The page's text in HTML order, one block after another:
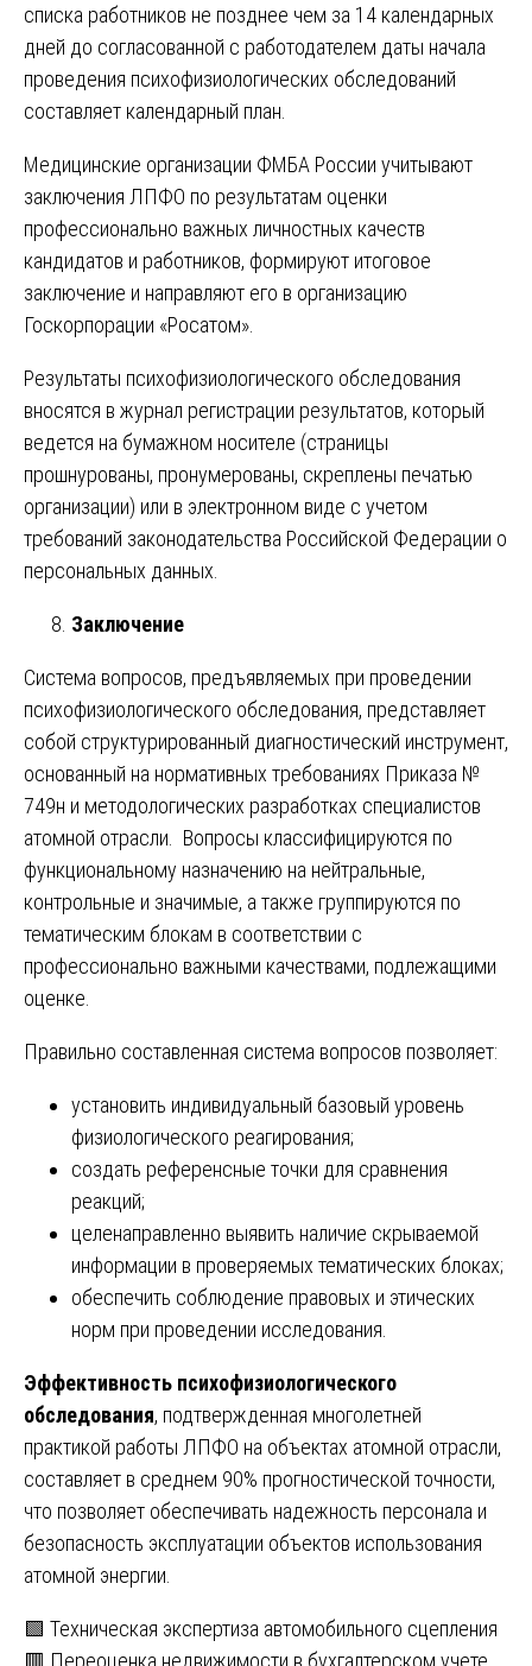
списка работников не позднее чем за 14 календарных
дней до согласованной с работодателем даты начала
проведения психофизиологических обследований
составляет календарный план.
Медицинские организации ФМБА России учитывают
заключения ЛПФО по результатам оценки
профессионально важных личностных качеств
кандидатов и работников, формируют итоговое
заключение и направляют его в организацию
Госкорпорации «Росатом».
Результаты психофизиологического обследования
вносятся в журнал регистрации результатов, который
ведется на бумажном носителе (страницы
прошнурованы, пронумерованы, скреплены печатью
организации) или в электронном виде с учетом
требований законодательства Российской Федерации о
персональных данных.
Заключение
Система вопросов, предъявляемых при проведении
психофизиологического обследования, представляет
собой структурированный диагностический инструмент,
основанный на нормативных требованиях Приказа №
749н и методологических разработках специалистов
атомной отрасли. Вопросы классифицируются по
функциональному назначению на нейтральные,
контрольные и значимые, а также группируются по
тематическим блокам в соответствии с
профессионально важными качествами, подлежащими
оценке.
Правильно составленная система вопросов позволяет:
установить индивидуальный базовый уровень
физиологического реагирования;
создать референсные точки для сравнения
реакций;
целенаправленно выявить наличие скрываемой
информации в проверяемых тематических блоках;
обеспечить соблюдение правовых и этических
норм при проведении исследования.
Эффективность психофизиологического
обследования, подтвержденная многолетней
практикой работы ЛПФО на объектах атомной отрасли,
составляет в среднем 90% прогностической точности,
что позволяет обеспечивать надежность персонала и
безопасность эксплуатации объектов использования
атомной энергии.
Навигация
🟩 Техническая экспертиза автомобильного сцепления
🟥 Переоценка недвижимости в бухгалтерском учете